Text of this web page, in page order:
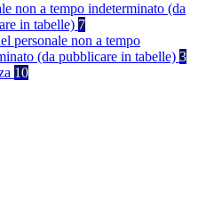
non a tempo indeterminato (da
in tabelle) 7
personale non a tempo
(da pubblicare in tabelle) 3
10